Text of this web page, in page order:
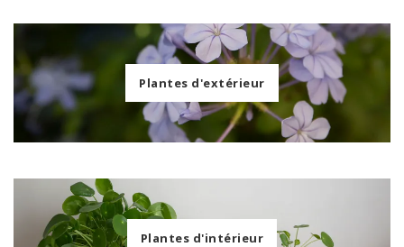
Plantes d'extérieur
Plantes d'intérieur